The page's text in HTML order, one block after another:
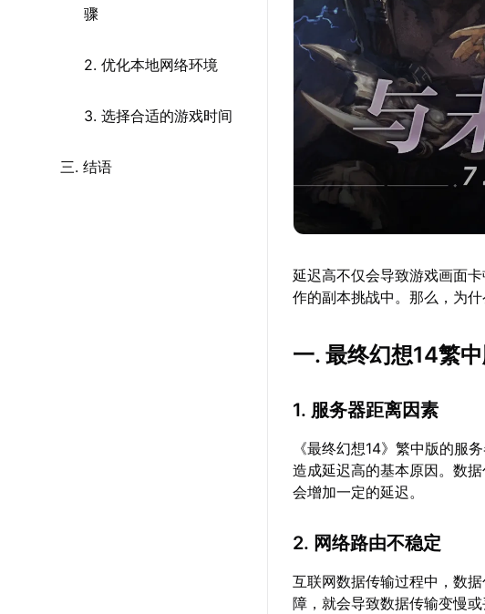
骤
2. 优化本地网络环境
3. 选择合适的游戏时间
三. 结语
延迟高不仅会导致游戏画面
作的副本挑战中。那么，为
一. 最终幻想14繁
1. 服务器距离因素
《最终幻想14》繁中版的服
造成延迟高的基本原因。数
会增加一定的延迟。
2. 网络路由不稳定
互联网数据传输过程中，数
障，就会导致数据传输变慢